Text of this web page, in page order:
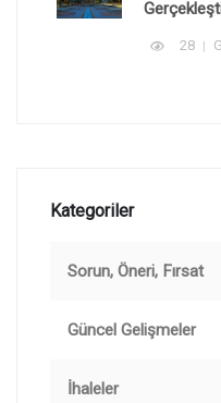
28
Kategoriler
Sorun, Öneri, Fırsat
Güncel Gelişmeler
İhaleler